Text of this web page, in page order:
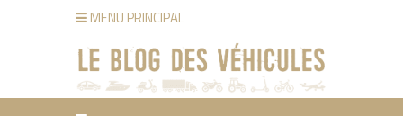
MENU PRINCIPAL